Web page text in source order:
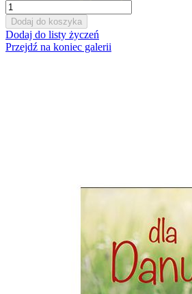
Dodaj do koszyka
Dodaj do listy życzeń
Przejdź na koniec galerii